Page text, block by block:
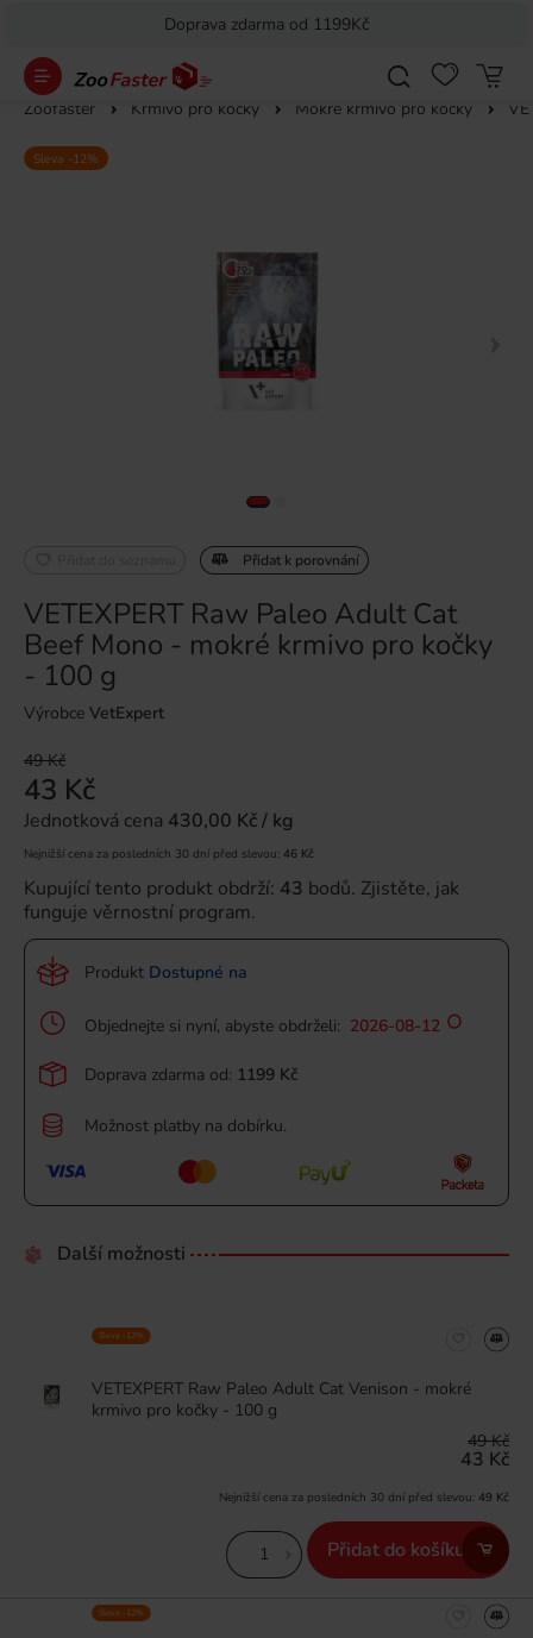
Doprava zdarma od 1199Kč
Zoofaster Krmivo pro kočky Mokré krmivo pro kočky
Sleva -12%
Přidat k porovnání
VETEXPERT Raw Paleo Adult Cat
Beef Mono - mokré krmivo pro kočky
- 100 g
Výrobce VetExpert
49 Kč
43 Kč
Jednotková cena 430,00 Kč / kg
Nejnižší cena za posledních 30 dní před slevou: 46 Kč
Kupující tento produkt obdrží: 43 bodů. Zjistěte, jak
funguje věrnostní program.
Produkt Dostupné na
Objednejte si nyní, abyste obdrželi: 2026-08-12
Doprava zdarma od: 1199 Kč
Možnost platby na dobírku.
Další možnosti
VETEXPERT Raw Paleo Adult Cat Venison - mokré
krmivo pro kočky - 100 g
49 Kč
43 Kč
Nejnižší cena za posledních 30 dní před slevou: 49 Kč
Sleva -12%
Přidat do košíku
Sleva -12%